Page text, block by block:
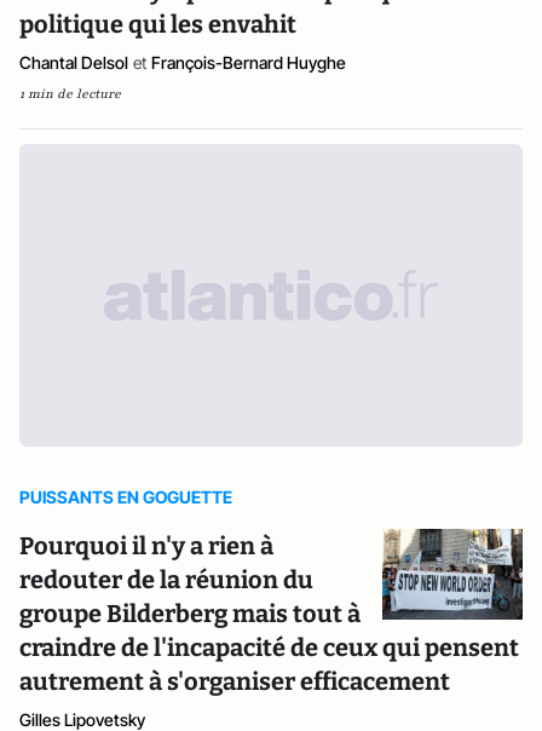
politique qui les envahit
Chantal Delsol et François-Bernard Huyghe
1 min de lecture
PUISSANTS EN GOGUETTE
Pourquoi il n'y a rien à
redouter de la réunion du
groupe Bilderberg mais tout à
craindre de l'incapacité de ceux qui pensent
autrement à s'organiser efficacement
Gilles Lipovetsky